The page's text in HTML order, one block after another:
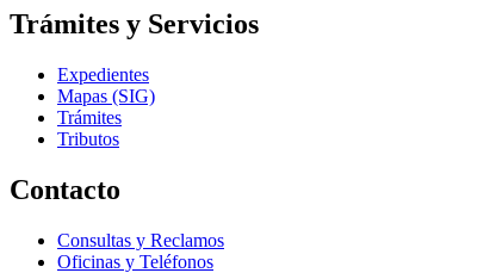
Trámites y Servicios
Expedientes
Mapas (SIG)
Trámites
Tributos
Contacto
Consultas y Reclamos
Oficinas y Teléfonos